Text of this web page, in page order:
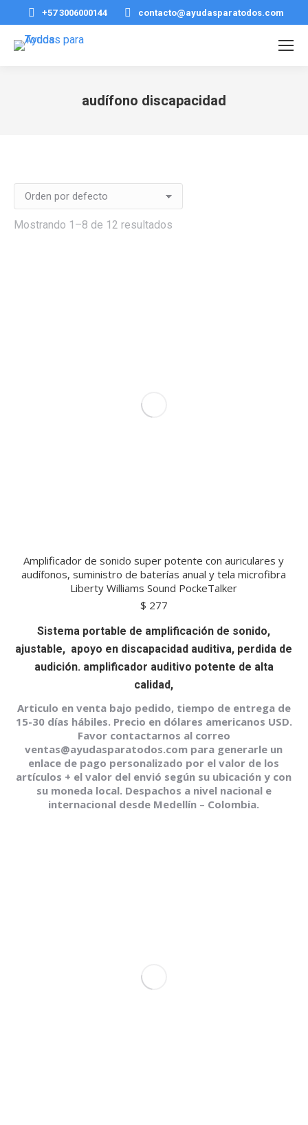
+57 3006000144 contacto@ayudasparatodos.com
audífono discapacidad
Mostrando 1–8 de 12 resultados
Amplificador de sonido super potente con auriculares y
audífonos, suministro de baterías anual y tela microfibra
Liberty Williams Sound PockeTalker
$ 277
Sistema portable de amplificación de sonido,
ajustable, apoyo en discapacidad auditiva, perdida de
audición. amplificador auditivo potente de alta
calidad,
Articulo en venta bajo pedido, tiempo de entrega de
15-30 días hábiles. Precio en dólares americanos USD.
Favor contactarnos al correo
ventas@ayudasparatodos.com para generarle un
enlace de pago personalizado por el valor de los
artículos + el valor del envió según su ubicación y con
su moneda local. Despachos a nivel nacional e
internacional desde Medellín – Colombia.